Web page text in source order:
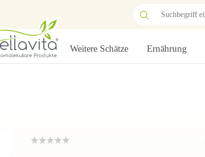
Weitere Schätze Ernährung